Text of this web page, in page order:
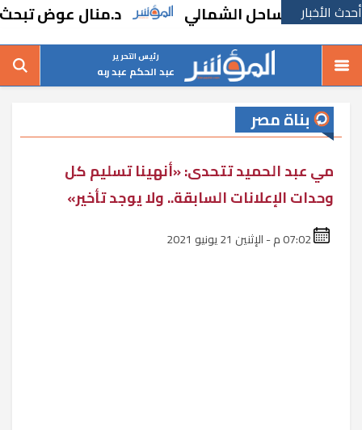
أحدث الأخبارالشمالي د.منال عوض تبحث مطالب
رئيس التحرير
عبد الحكم عبد ربه
بناة مصر
مي عبد الحميد تتحدى: «أنهينا تسليم كل
وحدات الإعلانات السابقة.. ولا يوجد تأخير»